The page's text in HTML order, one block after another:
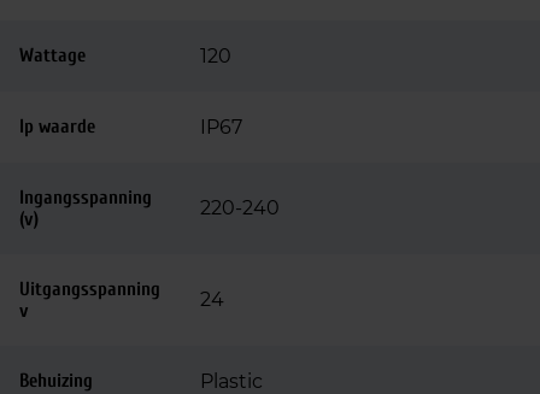
Wattage 120
Ip waarde IP67
Ingangsspanning
(v)
220-240
Uitgangsspanning
v
24
Behuizing Plastic